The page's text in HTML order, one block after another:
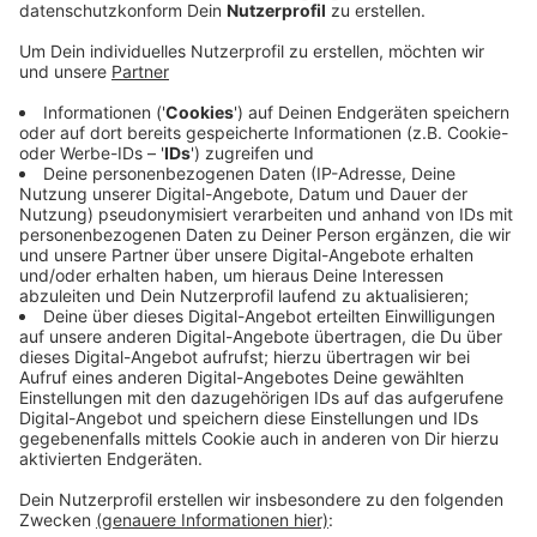
Die Schule erhält einen Erweiterungsbau. Die
konkreten Pläne hat die Stadt bei der
Grundsteinlegung bekannt gegeben.
Veröffentlicht:Dienstag, 10.03.2020 05:03
Anzeige
Auf drei Etagen sollen sechs neue Klassenräume, drei
Räume für Einzel- und Gruppenarbeiten und eine Aula
enstehen. Im April kommenden Jahres sollen die
Arbeiten fertig sein. Die Stadt investiert alleine an
diesem Standort fast 7 Millionen Euro. Momentan
besuchen rund 460 Schüler in 15 Klassen die Carl-
Benz-Realschule.
Anzeige